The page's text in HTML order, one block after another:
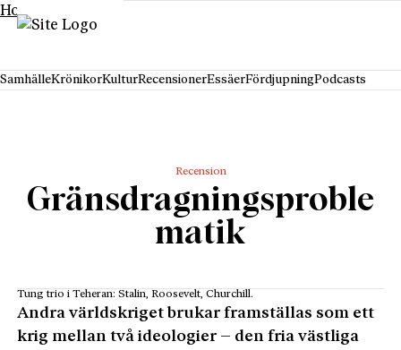
Hoppa till innehåll
SamhälleKrönikorKulturRecensionerEssäerFördjupningPodcasts
Recension
Gränsdragningsproble
matik
Tung trio i Teheran: Stalin, Roosevelt, Churchill.
Andra världskriget brukar framställas som ett
krig mellan två ideologier – den fria västliga